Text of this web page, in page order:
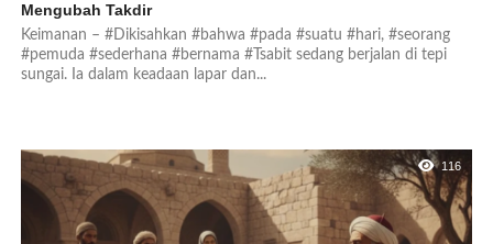
Mengubah Takdir
Keimanan – #Dikisahkan #bahwa #pada #suatu #hari, #seorang
#pemuda #sederhana #bernama #Tsabit sedang berjalan di tepi
sungai. Ia dalam keadaan lapar dan...
116